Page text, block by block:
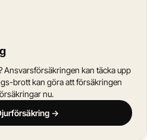
Ansvarsförsäkringen kan täcka upp
brott kan göra att försäkringen
nu.
→